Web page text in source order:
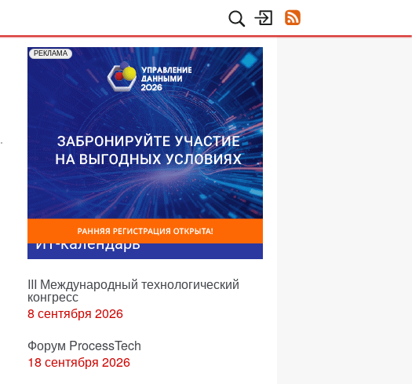
РЕКЛАМА
ИТ-календарь
III Международный технологический
конгресс
8 сентября 2026
Форум ProcessTech
18 сентября 2026